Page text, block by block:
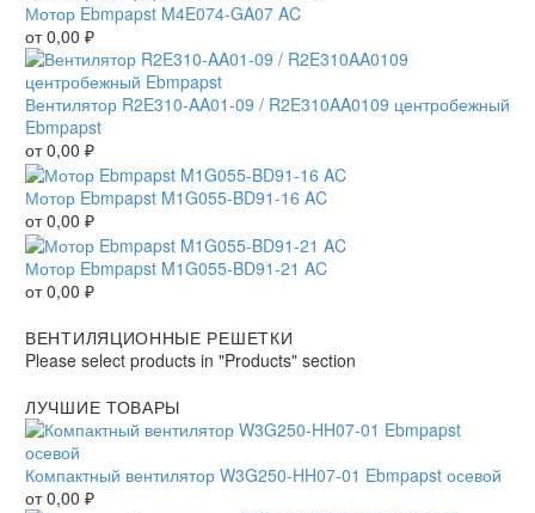
Мотор Ebmpapst M4E074-GA07 AC
от0,00 ₽
Вентилятор R2E310-AA01-09 / R2E310AA0109 центробежный
Ebmpapst
от0,00 ₽
Мотор Ebmpapst M1G055-BD91-16 AC
от0,00 ₽
Мотор Ebmpapst M1G055-BD91-21 AC
от0,00 ₽
ВЕНТИЛЯЦИОННЫЕ РЕШЕТКИ
Please select products in "Products" section
ЛУЧШИЕ ТОВАРЫ
Компактный вентилятор W3G250-HH07-01 Ebmpapst осевой
от0,00 ₽